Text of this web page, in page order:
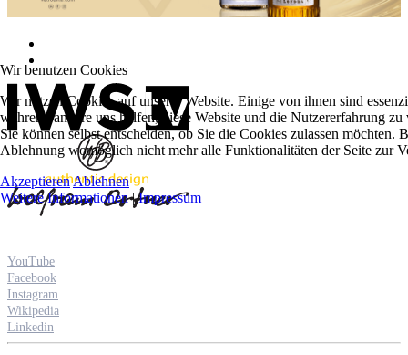
YouTube
Facebook
Instagram
Wikipedia
Linkedin
Wir benutzen Cookies
Wir nutzen Cookies auf unserer Website. Einige von ihnen sind
während andere uns helfen, diese Website und die Nutzererfahrung
Sie können selbst entscheiden, ob Sie die Cookies zulassen möchten.
Ablehnung womöglich nicht mehr alle Funktionalitäten der Seite zur
Akzeptieren Ablehnen
Weitere Informationen|Impressum